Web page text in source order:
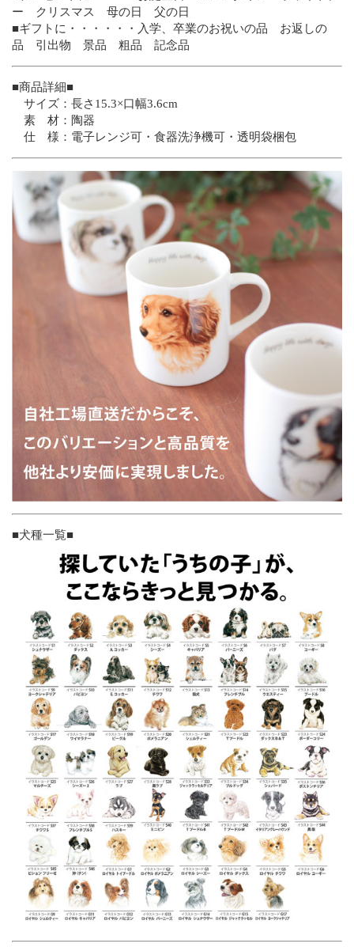
ー クリスマス 母の日 父の日
■ギフトに・・・・・・入学、卒業のお祝いの品 お返しの
品 引出物 景品 粗品 記念品
■商品詳細■
サイズ：長さ15.3×口幅3.6cm
素 材：陶器
仕 様：電子レンジ可・食器洗浄機可・透明袋梱包
■犬種一覧■